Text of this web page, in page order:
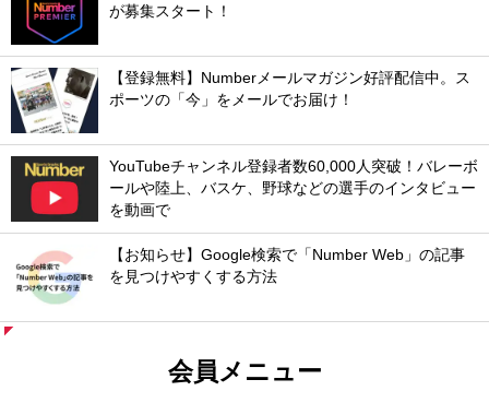
が募集スタート！
【登録無料】Numberメールマガジン好評配信中。ス
ポーツの「今」をメールでお届け！
YouTubeチャンネル登録者数60,000人突破！バレーボ
ールや陸上、バスケ、野球などの選手のインタビュー
を動画で
【お知らせ】Google検索で「Number Web」の記事
を見つけやすくする方法
会員メニュー